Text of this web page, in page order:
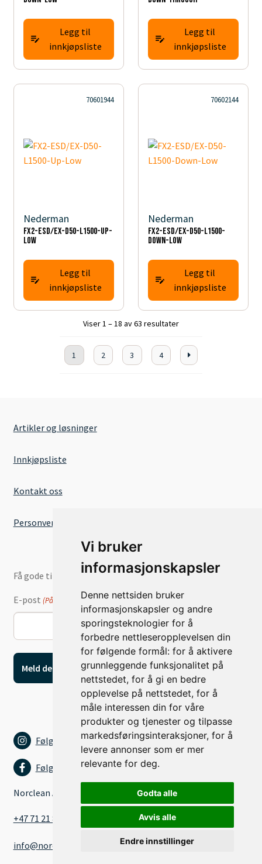
Vi bruker
informasjonskapsler
Denne nettsiden bruker
informasjonskapsler og andre
sporingsteknologier for å
forbedre nettleseropplevelsen din
for følgende formål: for å aktivere
grunnleggende funksjonalitet på
nettstedet, for å gi en bedre
opplevelse på nettstedet, for å
måle interessen din for våre
produkter og tjenester og tilpasse
markedsføringsinteraksjoner, for å
levere annonser som er mer
relevante for deg.
Godta alle
Avvis alle
Endre innstillinger
Legg til
innkjøpsliste
Legg til
innkjøpsliste
70601944
Nederman
FX2-ESD/EX-D50-L1500-Up-
Low
Legg til
innkjøpsliste
70602144
Nederman
FX2-ESD/EX-D50-L1500-
Down-Low
Legg til
innkjøpsliste
Viser 1 – 18 av 63 resultater
1 2 3 4
Artikler og løsninger
Innkjøpsliste
Kontakt oss
Personvernserklæring
Få gode tilbud og nyheter på e-post
E-post (Påkrevd)
Følg oss på Instagram
Følg oss på Facebook
Norclean AS
+47 71 21 80 15
info@norclean.as